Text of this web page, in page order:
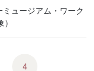
ミュージアム・ワーク
4